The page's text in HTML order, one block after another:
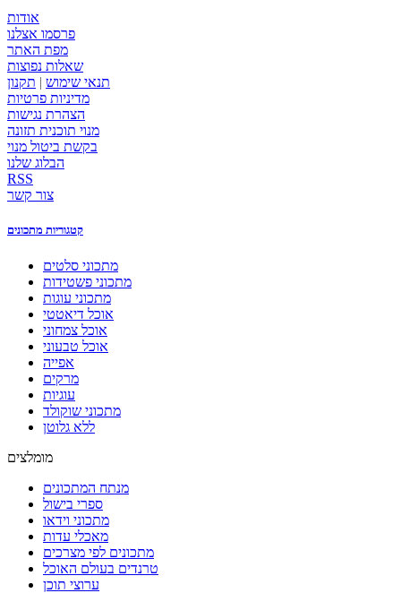
אודות
פרסמו אצלנו
מפת האתר
שאלות נפוצות
תנאי שימוש | תקנון
מדיניות פרטיות
הצהרת נגישות
מנוי תוכנית תזונה
בקשת ביטול מנוי
הבלוג שלנו
RSS
צור קשר
קטגוריות מתכונים
מתכוני סלטים
מתכוני פשטידות
מתכוני עוגות
אוכל דיאטטי
אוכל צמחוני
אוכל טבעוני
אפייה
מרקים
עוגיות
מתכוני שוקולד
ללא גלוטן
מומלצים
מנתח המתכונים
ספרי בישול
מתכוני וידאו
מאכלי עדות
מתכונים לפי מצרכים
טרנדים בעולם האוכל
ערוצי תוכן